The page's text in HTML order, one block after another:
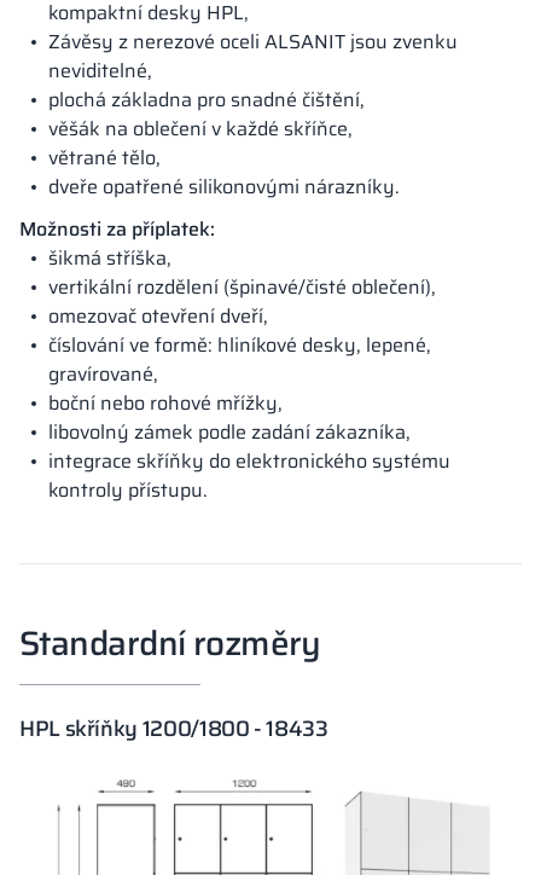
kompaktní desky HPL,
Závěsy z nerezové oceli ALSANIT jsou zvenku
neviditelné,
plochá základna pro snadné čištění,
věšák na oblečení v každé skříňce,
větrané tělo,
dveře opatřené silikonovými nárazníky.
Možnosti za příplatek:
šikmá stříška,
vertikální rozdělení (špinavé/čisté oblečení),
omezovač otevření dveří,
číslování ve formě: hliníkové desky, lepené,
gravírované,
boční nebo rohové mřížky,
libovolný zámek podle zadání zákazníka,
integrace skříňky do elektronického systému
kontroly přístupu.
Standardní rozměry
HPL skříňky 1200/1800 - 18433